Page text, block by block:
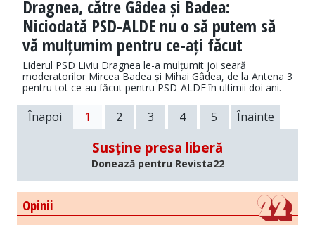
Dragnea, către Gâdea și Badea:
Niciodată PSD-ALDE nu o să putem să
vă mulțumim pentru ce-ați făcut
Liderul PSD Liviu Dragnea le-a mulțumit joi seară
moderatorilor Mircea Badea și Mihai Gâdea, de la Antena 3
pentru tot ce-au făcut pentru PSD-ALDE în ultimii doi ani.
Înapoi 1 2 3 4 5 Înainte
Susține presa liberă
Donează pentru Revista22
Opinii